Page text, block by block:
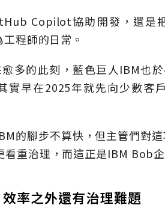
Copilot協助開發，還是
程師的日常。
多的此刻，藍色巨人IBM也
實早在2025年就先向少數客
的腳步不算快，但主管們對
看重治理，而這正是IBM Bob
率之外還有治理難題